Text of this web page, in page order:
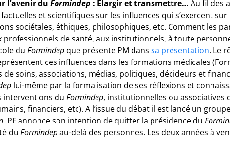
l’avenir du Formindep : Élargir et transmettre… Au fil des
et scientifiques sur les influences qui s’exercent
sociétales, éthiques, philosophiques, etc. Comment les
de santé, aux institutionnels, à toute
du Formindep que présente PM dans sa présentation. Le
ces influences dans les formations médicales
soins, associations, médias, politiques, décideurs et
lui-même par la formalisation de ses réflexions et
interventions du Formindep, institutionnelles ou associatives
financiers, etc). A l’issue du débat il est lancé un
. PF annonce son intention de quitter la présidence du
du Formindepau-delà des personnes. Les deux années à